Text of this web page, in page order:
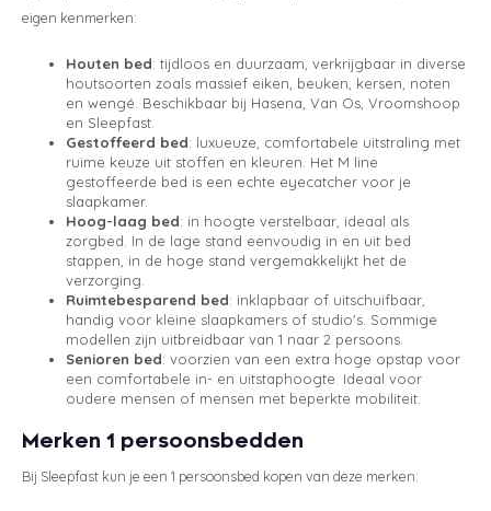
eigen kenmerken:
Houten bed: tijdloos en duurzaam, verkrijgbaar in diverse
houtsoorten zoals massief eiken, beuken, kersen, noten
en wengé. Beschikbaar bij Hasena, Van Os, Vroomshoop
en Sleepfast.
Gestoffeerd bed: luxueuze, comfortabele uitstraling met
ruime keuze uit stoffen en kleuren. Het M line
gestoffeerde bed is een echte eyecatcher voor je
slaapkamer.
Hoog-laag bed: in hoogte verstelbaar, ideaal als
zorgbed. In de lage stand eenvoudig in en uit bed
stappen, in de hoge stand vergemakkelijkt het de
verzorging.
Ruimtebesparend bed: inklapbaar of uitschuifbaar,
handig voor kleine slaapkamers of studio's. Sommige
modellen zijn uitbreidbaar van 1 naar 2 persoons.
Senioren bed: voorzien van een extra hoge opstap voor
een comfortabele in- en uitstaphoogte. Ideaal voor
oudere mensen of mensen met beperkte mobiliteit.
Merken 1 persoonsbedden
Bij Sleepfast kun je een 1 persoonsbed kopen van deze merken: